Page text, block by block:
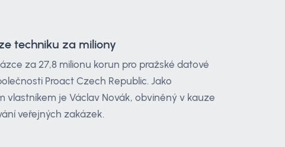
techniku za miliony
za 27,8 milionu korun pro pražské datové
Proact Czech Republic. Jako
vlastníkem je Václav Novák, obviněný v kauze
veřejných zakázek.